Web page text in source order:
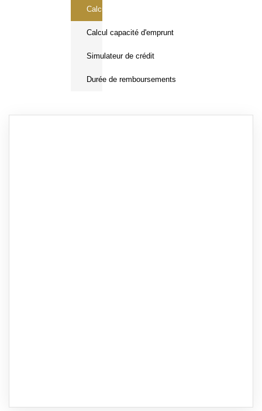
Calcul Frais de notaire
Calcul capacité d'emprunt
Simulateur de crédit
Durée de remboursements